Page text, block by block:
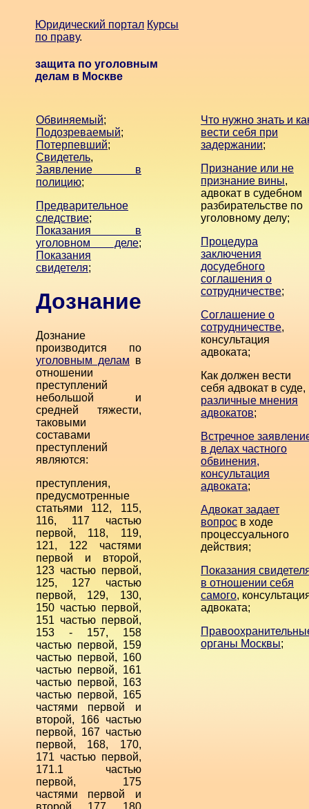
Юридический портал Курсы
по праву.
защита по уголовным
делам в Москве
Обвиняемый;
Подозреваемый;
Потерпевший;
Свидетель,
Заявление в
полицию;
Предварительное
следствие;
Показания в
уголовном деле;
Показания
свидетеля;
Дознание
Дознание
производится по
уголовным делам в
отношении
преступлений
небольшой и
средней тяжести,
таковыми
составами
преступлений
являются:
преступления,
предусмотренные
статьями 112, 115,
116, 117 частью
первой, 118, 119,
121, 122 частями
первой и второй,
123 частью первой,
125, 127 частью
первой, 129, 130,
150 частью первой,
151 частью первой,
153 - 157, 158
частью первой, 159
частью первой, 160
частью первой, 161
частью первой, 163
частью первой, 165
частями первой и
второй, 166 частью
первой, 167 частью
первой, 168, 170,
171 частью первой,
171.1 частью
первой, 175
частями первой и
второй, 177, 180
Что нужно знать и
вести себя при
задержании;
Признание или не
признание вины,
адвокат в судебном
разбирательстве по
уголовному делу;
Процедура
заключения
досудебного
соглашения о
сотрудничестве;
Соглашение о
сотрудничестве,
консультация
адвоката;
Как должен вести
себя адвокат в суде,
различные мнения
адвокатов;
Встречное
в делах частного
обвинения,
консультация
адвоката;
Адвокат задает
вопрос в ходе
процессуального
действия;
Показания
в отношении себя
самого,
адвоката;
органы Москвы;